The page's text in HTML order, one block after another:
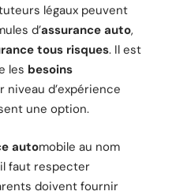
légaux peuvent
d’assurance auto,
tous risques. Il est
les besoins
niveau d’expérience
une option.
automobile au nom
faut respecter
doivent fournir